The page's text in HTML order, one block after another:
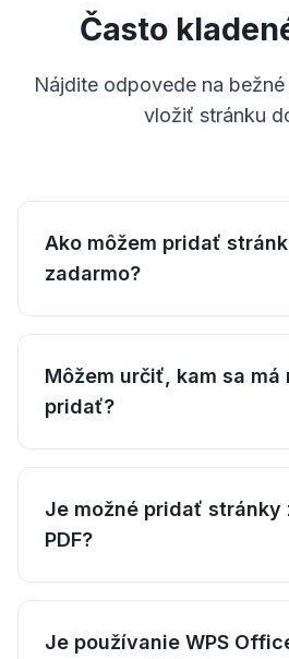
Často
Nájdite odpovede na
vložiť stránku
Ako môžem pridať
zadarmo?
Môžem určiť, kam sa má
pridať?
Je možné pridať stránky
PDF?
Je používanie WPS